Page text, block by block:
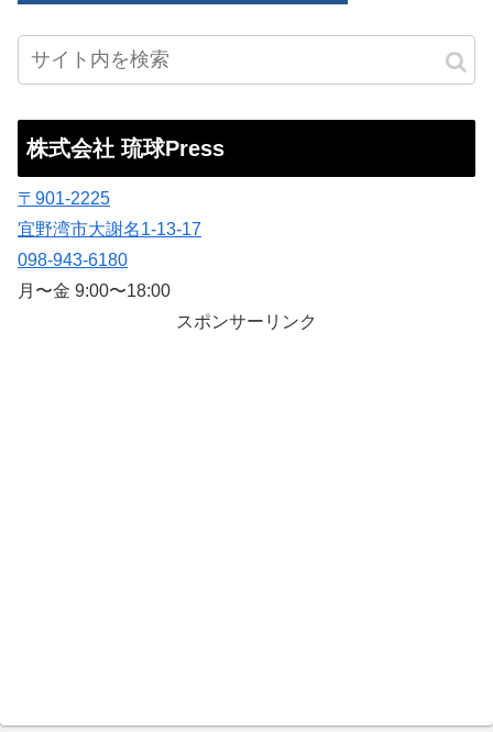
株式会社 琉球Press
〒901-2225
宜野湾市大謝名1-13-17
098-943-6180
月〜金 9:00〜18:00
スポンサーリンク